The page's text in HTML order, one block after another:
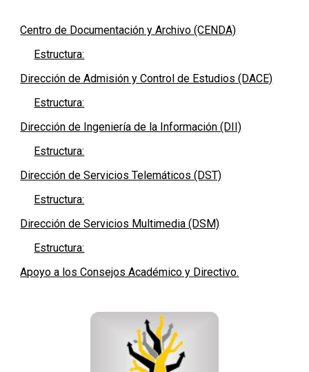
Centro de Documentación y Archivo (CENDA)
Estructura:
Dirección de Admisión y Control de Estudios (DACE)
Estructura:
Dirección de Ingeniería de la Información (DII)
Estructura:
Dirección de Servicios Telemáticos (DST)
Estructura:
Dirección de Servicios Multimedia (DSM)
Estructura:
Apoyo a los Consejos Académico y Directivo.